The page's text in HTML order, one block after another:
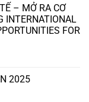
– MỞ RA CƠ
INTERNATIONAL
FOR
2025